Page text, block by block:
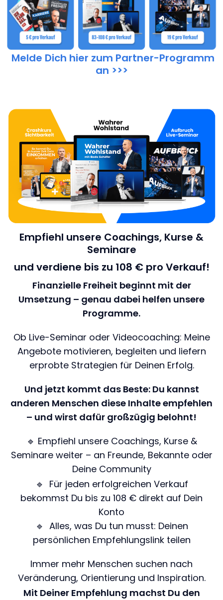
Melde Dich hier zum Partner-Programm
an >>>
Empfiehl unsere Coachings, Kurse &
Seminare
und verdiene bis zu 108 € pro Verkauf!
Finanzielle Freiheit beginnt mit der
Umsetzung – genau dabei helfen unsere
Programme.
Ob Live-Seminar oder Videocoaching: Meine
Angebote motivieren, begleiten und liefern
erprobte Strategien für Deinen Erfolg.
Und jetzt kommt das Beste: Du kannst
anderen Menschen diese Inhalte empfehlen
– und wirst dafür großzügig belohnt!
🔹 Empfiehl unsere Coachings, Kurse &
Seminare weiter – an Freunde, Bekannte oder
Deine Community
🔹 Für jeden erfolgreichen Verkauf
bekommst Du bis zu 108 € direkt auf Dein
Konto
🔹 Alles, was Du tun musst: Deinen
persönlichen Empfehlungslink teilen
Immer mehr Menschen suchen nach
Veränderung, Orientierung und Inspiration.
Mit Deiner Empfehlung machst Du den